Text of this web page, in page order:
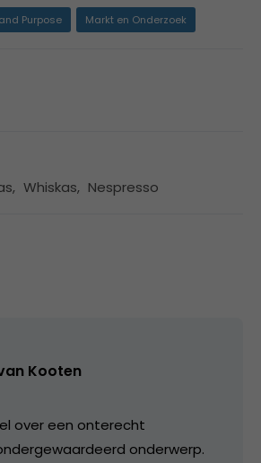
Purpose Markt en Onderzoek
, Whiskas, Nespresso
Kooten
over een onterecht
onderwerp.